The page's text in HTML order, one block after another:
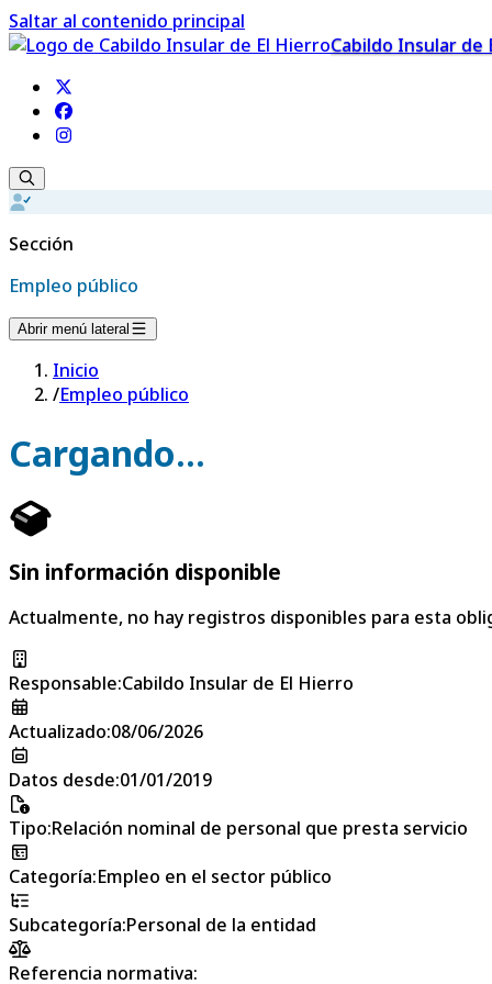
Saltar al contenido principal
Cabildo Insular de
Sección
Empleo público
Abrir menú lateral
Inicio
/Empleo público
Cargando...
Sin información disponible
Actualmente, no hay registros disponibles para esta
Responsable:Cabildo Insular de El Hierro
Actualizado:08/06/2026
Datos desde:01/01/2019
Tipo:Relación nominal de personal que presta servicio
Categoría:Empleo en el sector público
Subcategoría:Personal de la entidad
Referencia normativa: